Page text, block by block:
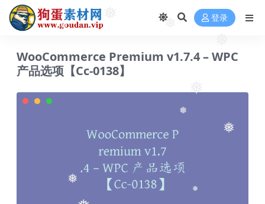
❅
❅
❅
❅
❅
登录
WooCommerce Premium v​​1.7.4 – WPC
产品选项【Cc-0138】